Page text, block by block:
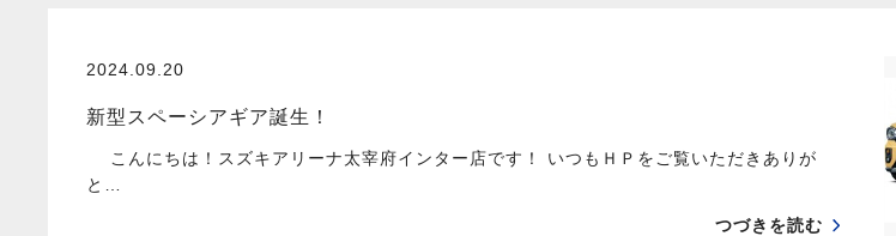
2024.09.20
新型スペーシアギア誕生！
こんにちは！スズキアリーナ太宰府インター店です！ いつもＨＰをご覧いただきありが
と…
つづきを読む